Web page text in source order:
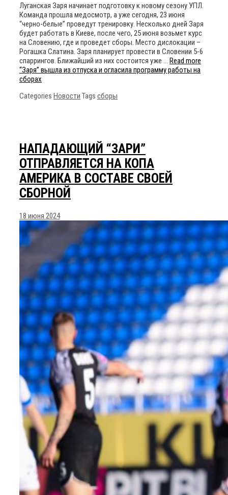
Луганская Заря начинает подготовку к новому сезону УПЛ.
Команда прошла медосмотр, а уже сегодня, 23 июня
“черно-белые” проведут тренировку. Несколько дней Заря
будет работать в Киеве, после чего, 25 июня возьмет курс
на Словению, где и проведет сборы. Место дислокации –
Рогашка Слатина. Заря планирует провести в Словении 5-6
спаррингов. Ближайший из них состоится уже … Read more
“Заря” вышла из отпуска и огласила программу работы на
сборах
Categories Новости Tags сборы
НАПАДАЮЩИЙ “ЗАРИ”
ОТПРАВЛЯЕТСЯ НА КОПА
АМЕРИКА В СОСТАВЕ СВОЕЙ
СБОРНОЙ
18 июня 2024